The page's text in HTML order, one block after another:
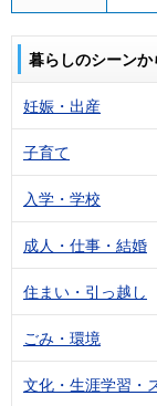
暮らしのシーンか
妊娠・出産
子育て
入学・学校
成人・仕事・結婚
住まい・引っ越し
ごみ・環境
文化・生涯学習・